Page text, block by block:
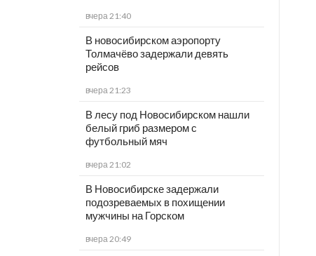
вчера 21:40
В новосибирском аэропорту
Толмачёво задержали девять
рейсов
вчера 21:23
В лесу под Новосибирском нашли
белый гриб размером с
футбольный мяч
вчера 21:02
В Новосибирске задержали
подозреваемых в похищении
мужчины на Горском
вчера 20:49